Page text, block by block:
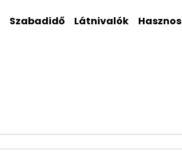
Szabadidő Látnivalók Hasznos